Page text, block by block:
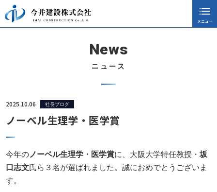
メニュー
閉じる
施工実績
ニュース
社長ブログ
News
ニュース
2025.10.06 社長ブログ
ノーベル生理学・医学賞
今年のノーベル生理学・医学賞に、大阪大学特任教授・ 坂
口志文氏ら３名が選ばれました。誠におめでとうございま
す。